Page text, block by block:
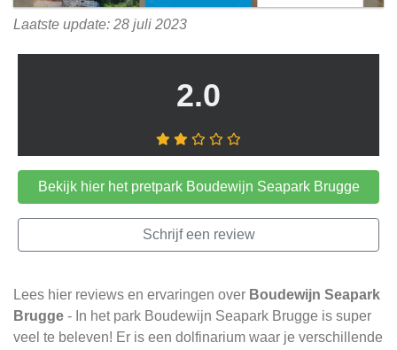
Laatste update: 28 juli 2023
2.0
Bekijk hier het pretpark Boudewijn Seapark Brugge
Schrijf een review
Lees hier reviews en ervaringen over Boudewijn Seapark
Brugge - In het park Boudewijn Seapark Brugge is super
veel te beleven! Er is een dolfinarium waar je verschillende